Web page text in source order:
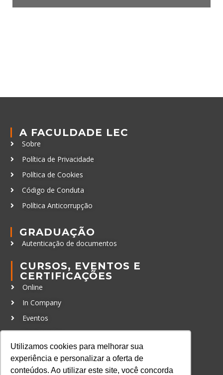
Utilizamos cookies para melhorar sua
experiência e personalizar a oferta de
conteúdos. Ao utilizar este site, você concorda
A FACULDADE LEC
Sobre
Política de Privacidade
Política de Cookies
Código de Conduta
Política Anticorrupção
GRADUAÇÃO
Autenticação de documentos
CURSOS, EVENTOS E
CERTIFICAÇÕES
Online
In Company
Eventos
Certificações
CONTATO
+55 11 3259-2837